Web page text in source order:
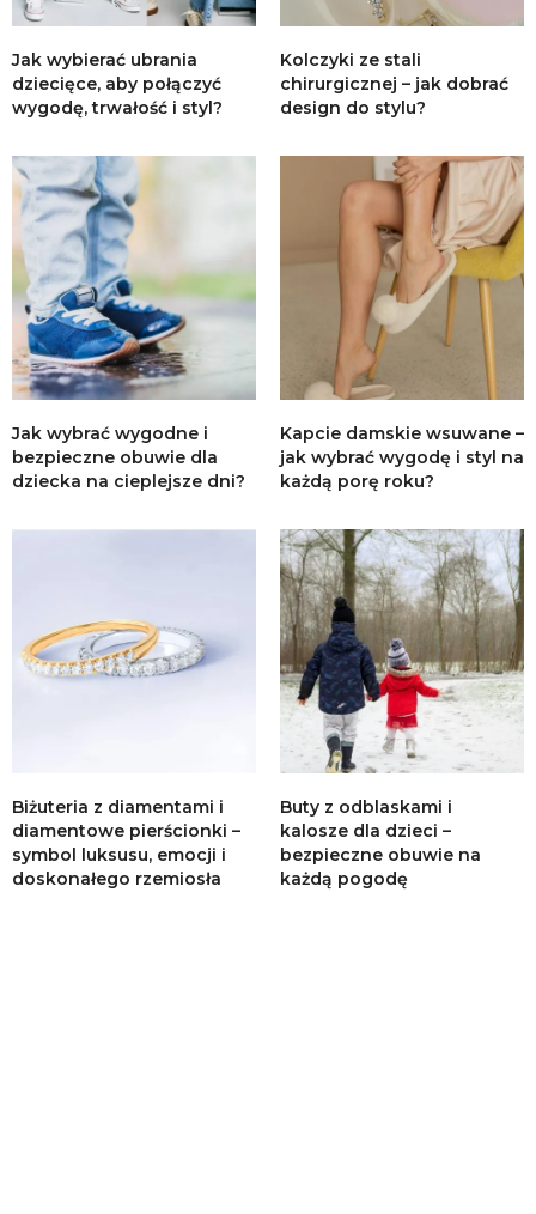
Jak wybierać ubrania
dziecięce, aby połączyć
wygodę, trwałość i styl?
Kolczyki ze stali
chirurgicznej – jak dobrać
design do stylu?
Jak wybrać wygodne i
bezpieczne obuwie dla
dziecka na cieplejsze dni?
Kapcie damskie wsuwane –
jak wybrać wygodę i styl na
każdą porę roku?
Biżuteria z diamentami i
diamentowe pierścionki –
symbol luksusu, emocji i
doskonałego rzemiosła
Buty z odblaskami i
kalosze dla dzieci –
bezpieczne obuwie na
każdą pogodę